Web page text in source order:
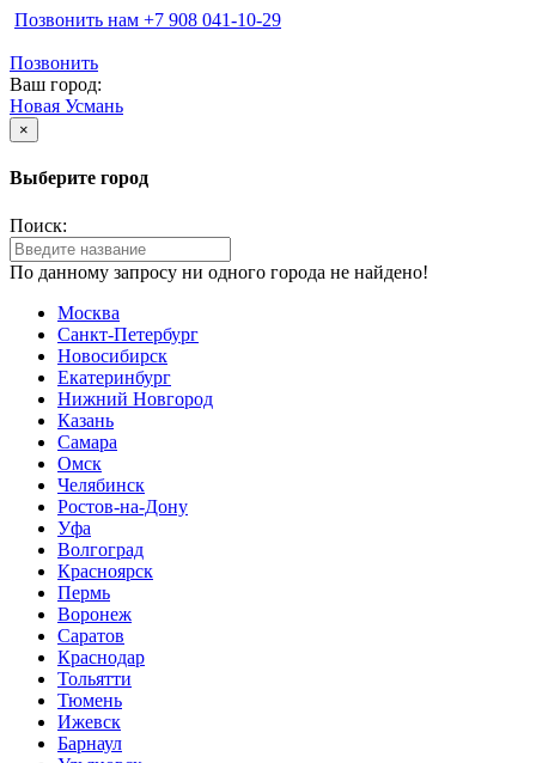
Позвонить нам ‪+7 908 041-10-29
Позвонить
Ваш город:
Новая Усмань
×
Выберите город
Поиск:
По данному запросу ни одного города не найдено!
Москва
Санкт-Петербург
Новосибирск
Екатеринбург
Нижний Новгород
Казань
Самара
Омск
Челябинск
Ростов-на-Дону
Уфа
Волгоград
Красноярск
Пермь
Воронеж
Саратов
Краснодар
Тольятти
Тюмень
Ижевск
Барнаул